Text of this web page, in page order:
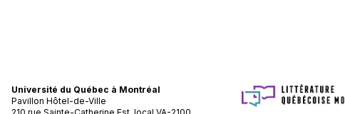
Université du Québec à Montréal
Pavillon Hôtel-de-Ville